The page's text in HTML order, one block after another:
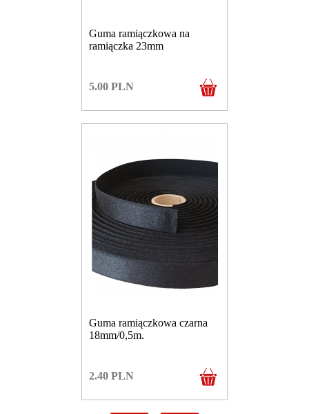
Guma ramiączkowa na
ramiączka 23mm
5.00 PLN
Guma ramiączkowa czarna
18mm/0,5m.
2.40 PLN